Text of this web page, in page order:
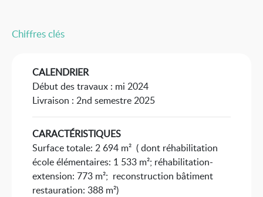
Chiffres clés
CALENDRIER
Début des travaux : mi 2024
Livraison : 2nd semestre 2025
CARACTÉRISTIQUES
Surface totale: 2 694 m² ( dont réhabilitation
école élémentaires: 1 533 m²; réhabilitation-
extension: 773 m²; reconstruction bâtiment
restauration: 388 m²)